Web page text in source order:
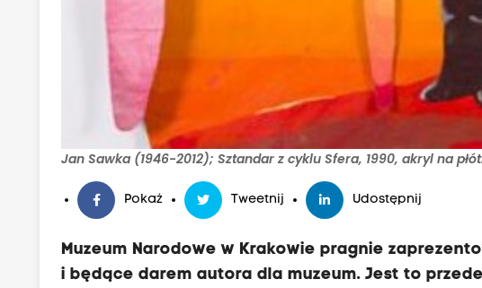
Jan Sawka (1946-2012); Sztandar z cyklu Sfera, 1990, akryl na
Pokaż Tweetnij Udostępnij
Muzeum Narodowe w Krakowie pragnie
i będące darem autora dla muzeum. Jest to